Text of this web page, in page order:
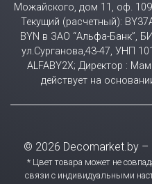
Можайского, дом 11, оф.
Текущий (расчетный):
BYN в ЗАО “Альфа-Банк”,
ул.Сурганова,43-47, УНП
ALFABY2X; Директор :
действует на
© 2026 Decomarket.by –
* Цвет товара может не
связи с индивидуальными